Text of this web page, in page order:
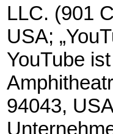
LLC. (901
USA;
YouTube
94043,